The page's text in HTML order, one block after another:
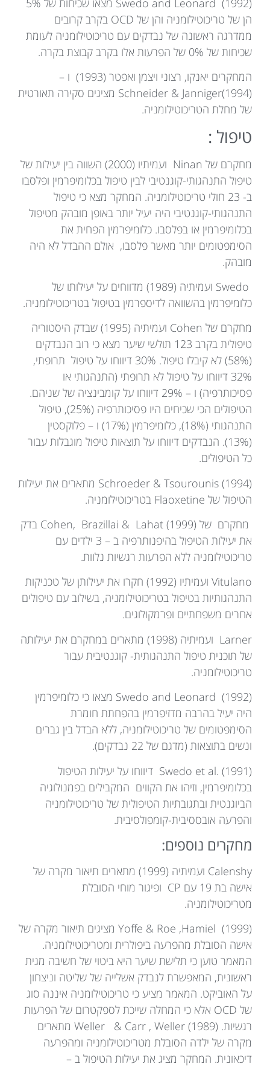
הן של טריכוטילומניה והן של OCD בקרב קרובים
ממדרגה ראשונה של נבדקים עם טריכוטילומניה לעומת
שכיחות של 0% של הפרעות אלו בקרב קבוצת בקרה.
המחקרים יאנקו, רצוני ויצמן ואפטר (1993) ו –
Schneider & Janniger(1994) מציגים סקירה תאורטית
של מחלת הטריכוטילומניה.
טיפול :
מחקרם של Ninan ועמיתיו (2000) השווה בין יעילות של
טיפול התנהגותי-קוגנטיבי לבין טיפול בכלומיפרמין ופלסבו
ב- 23 חולי טריכוטילומניה. המחקר מצא כי טיפול
התנהגותי-קוגנטיבי היה יעיל יותר באופן מובהק מטיפול
בכלומיפרמין או בפלסבו. כלומיפרמין הפחית את
הסימפטומים יותר מאשר פלסבו, אולם ההבדל לא היה
מובהק.
Swedo ועמיתיה (1989) מדווחים על יעילותו של
כלומיפרמין בהשוואה לדיספרמין בטיפול בטריכוטילומניה.
מחקרם של Cohen ועמיתיה (1995) שבדק היסטוריה
טיפולית בקרב 123 תולשי שיער מצא כי רוב הנבדקים
(58%) לא קיבלו טיפול. 30% דיווחו על טיפול תרופתי,
32% דיווחו על טיפול לא תרופתי (התנהגותי או
פסיכותרפיה) ו – 29% דיווחו על קומבינציה של שניהם.
הטיפולים הכי שכיחים היו פסיכותרפיה (25%), טיפול
התנהגותי (18%), כלומיפרמין (17%) ו – פלוקסטין
(13%). הנבדקים דיווחו על תוצאות טיפול מוגבלות עבור
כל הטיפולים.
Schroeder & Tsourounis (1994) מתארים את יעילות
הטיפול של Flaoxetine בטריכוטילומניה.
מחקרם של Cohen, Brazillai & Lahat (1999) בדק
את יעילות הטיפול בהיפנותרפיה ב – 3 ילדים עם
טריכוטילומניה ללא הפרעות רגשיות נלוות.
Vitulano ועמיתיו (1992) חקרו את יעילותן של טכניקות
התנהגותיות בטיפול בטריכוטילומניה, בשילוב עם טיפולים
אחרים משפחתיים ופרמקולוגים.
Larner ועמיתיה (1998) מתארים במחקרם את יעילותה
של תוכנית טיפול התנהגותית- קוגנטיבית עבור
טריכוטילומניה.
Swedo and Leonard (1992) מצאו כי כלומיפרמין
היה יעיל בהרבה מדזיפרמין בהפחתת חומרת
הסימפטומים של טריכוטילומניה, ללא הבדל בין גברים
ונשים בתוצאות (מדגם של 22 נבדקים).
Swedo et al. (1991) דיווחו על יעילות הטיפול
בכלומיפרמין, וזיהו את הקווים המקבילים בפמנולוגיה
הביוגנטית ובתגובתיות הטיפולית של טריכוטילומניה
והפרעה אובססיבית-קומפולסיבית.
מחקרים נוספים:
Calenshy ועמיתיה (1999) מתארים תיאור מקרה של
אישה בת 19 עם CP ופיגור מוחי הסובלת
מטריכוטילומניה.
Yoffe & Roe ,Hamiel (1999) מציגים תיאור מקרה של
אישה הסובלת מהפרעה ביפולרית ומטריכוטילומניה.
המאמר טוען כי תלישת שיער היא ביטוי של חשיבה מגית
ראשונית, המאפשרת לנבדק אשלייה של שליטה וניצחון
על האוביקט. המאמר מציע כי טריכוטילומניה איננה סוג
של OCD אלא כי המחלה שייכת לספקטרום של הפרעות
רגשיות. Weller & Carr , Weller (1989) מתארים
מקרה של ילדה הסובלת מטריכוטילומניה ומהפרעה
דיכאונית. המחקר מציג את יעילות הטיפול ב –